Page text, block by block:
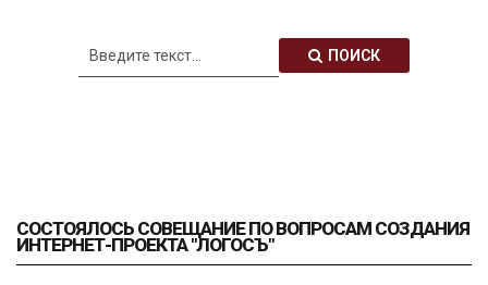
Митрополия ПОИСК
СОСТОЯЛОСЬ СОВЕЩАНИЕ ПО ВОПРОСАМ СОЗДАНИЯ
ИНТЕРНЕТ-ПРОЕКТА "ЛОГОСЪ"